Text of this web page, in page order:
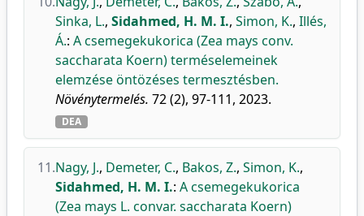
Sinka, L., Sidahmed, H. M. I., Simon, K., Illés,
Á.: A csemegekukorica (Zea mays conv.
saccharata Koern) terméselemeinek
elemzése öntözéses termesztésben.
Növénytermelés. 72 (2), 97-111, 2023.
DEA
11.Nagy, J., Demeter, C., Bakos, Z., Simon, K.,
Sidahmed, H. M. I.: A csemegekukorica
(Zea mays L. convar. saccharata Koern)